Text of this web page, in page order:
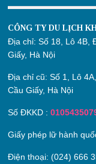
CÔNG TY DU LỊCH
Địa chỉ:Số 18, Lô 4B,
Giấy, Hà Nội
Địa chỉ cũ:Số 1, Lô
Cầu Giấy, Hà Nội
Số ĐKKD :
Giấy phép lữ hành
Điện thoại: (024) 666